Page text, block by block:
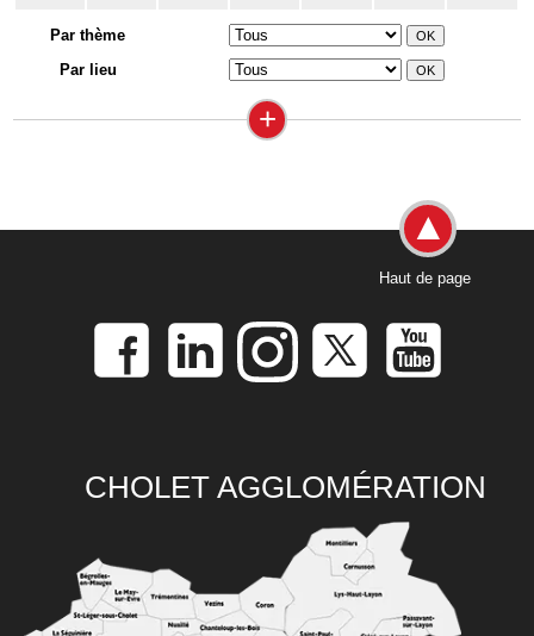
Par thème
Par lieu
+
Haut de page
CHOLET AGGLOMÉRATION